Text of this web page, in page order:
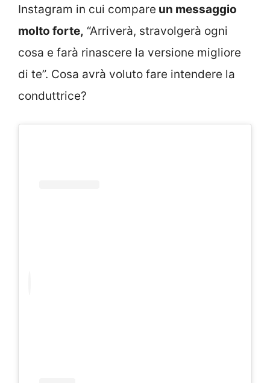
Instagram in cui compare un messaggio
molto forte, “Arriverà, stravolgerà ogni
cosa e farà rinascere la versione migliore
di te”. Cosa avrà voluto fare intendere la
conduttrice?